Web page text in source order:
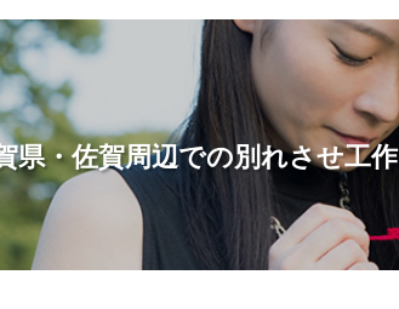
県・佐賀周辺での別れさせ工作